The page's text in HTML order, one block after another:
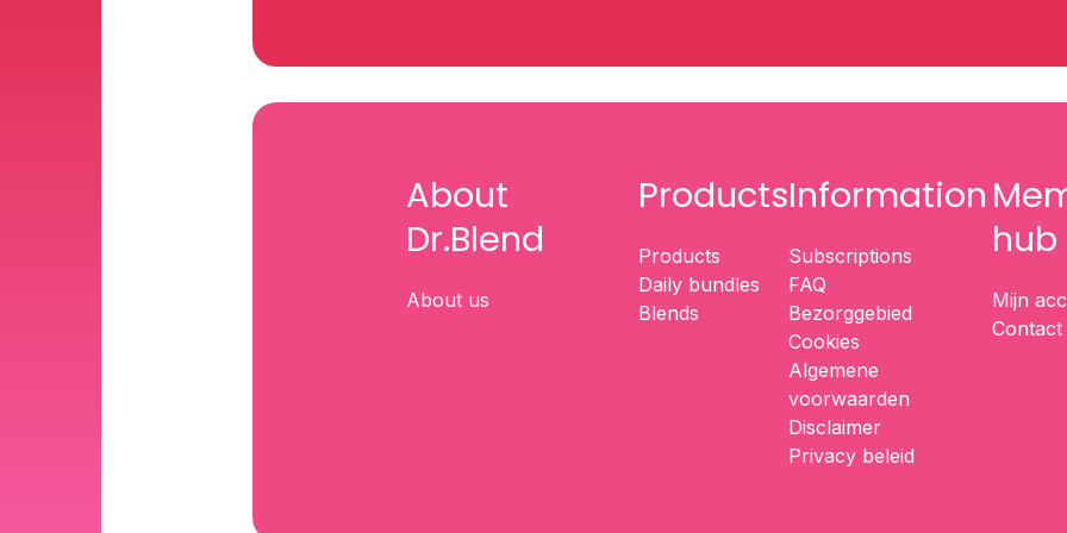
About
Dr.Blend
About us
Products
Products
Daily bundles
Blends
Information
Subscriptions
FAQ
Bezorggebied
Cookies
Algemene
voorwaarden
Disclaimer
Privacy beleid
hub
Mijn
Contact